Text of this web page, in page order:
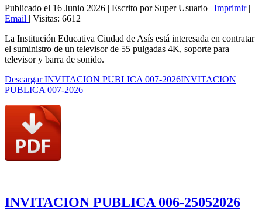
Publicado el 16 Junio 2026 | Escrito por Super Usuario | Imprimir |
Email | Visitas: 6612
La Institución Educativa Ciudad de Asís está interesada en contratar
el suministro de un televisor de 55 pulgadas 4K, soporte para
televisor y barra de sonido.
Descargar INVITACION PUBLICA 007-2026INVITACION
PUBLICA 007-2026
INVITACION PUBLICA 006-25052026